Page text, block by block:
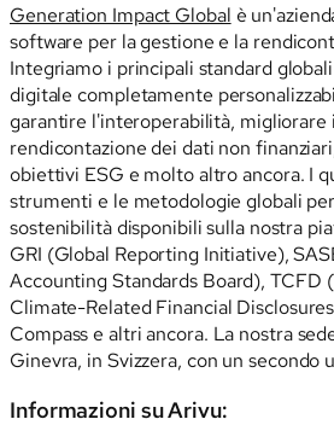
Generation Impact Global è
software per la gestione e la
Integriamo i principali standard
digitale completamente
garantire l'interoperabilità, migliorare
rendicontazione dei dati non
obiettivi ESG e molto altro ancora. I
strumenti e le metodologie globali
sostenibilità disponibili sulla nostra
GRI (Global Reporting Initiative),
Accounting Standards Board), TCFD
Climate-Related Financial
Compass e altri ancora. La nostra
Ginevra, in Svizzera, con un secondo
Informazioni su Arivu: